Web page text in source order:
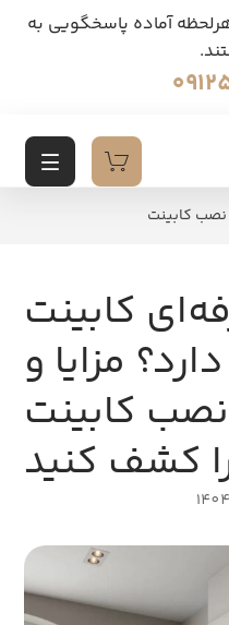
آماده پاسخگویی به
نصب کابینت
کابینت
مزایا و
کابینت
کشف کنید